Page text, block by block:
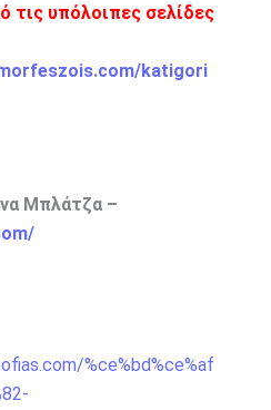
τις υπόλοιπες σελίδες
katigori
Μπλάτζα –
%ce%bd%ce%af